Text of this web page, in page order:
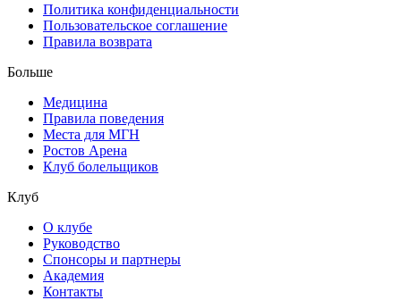
Политика конфиденциальности
Пользовательское соглашение
Правила возврата
Больше
Медицина
Правила поведения
Места для МГН
Ростов Арена
Клуб болельщиков
Клуб
О клубе
Руководство
Спонсоры и партнеры
Академия
Контакты